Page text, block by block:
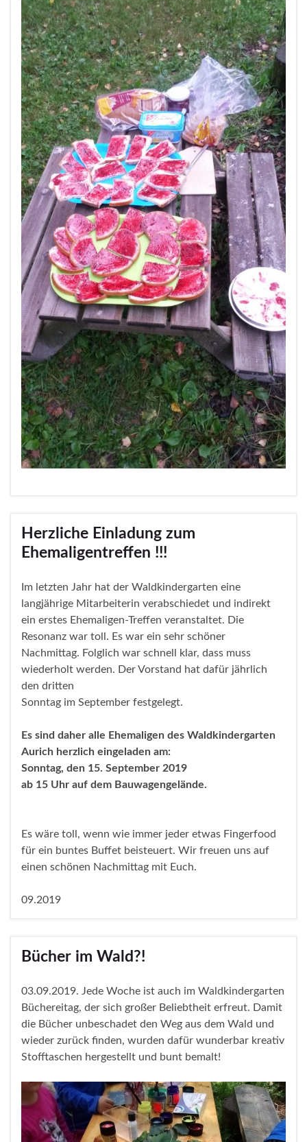
Herzliche Einladung zum
Ehemaligentreffen !!!
Im letzten Jahr hat der Waldkindergarten eine
langjährige Mitarbeiterin verabschiedet und indirekt
ein erstes Ehemaligen-Treffen veranstaltet. Die
Resonanz war toll. Es war ein sehr schöner
Nachmittag. Folglich war schnell klar, dass muss
wiederholt werden. Der Vorstand hat dafür jährlich
den dritten
Sonntag im September festgelegt.
Es sind daher alle Ehemaligen des Waldkindergarten
Aurich herzlich eingeladen am:
Sonntag, den 15. September 2019
ab 15 Uhr auf dem Bauwagengelände.
Es wäre toll, wenn wie immer jeder etwas Fingerfood
für ein buntes Buffet beisteuert. Wir freuen uns auf
einen schönen Nachmittag mit Euch.
09.2019
Bücher im Wald?!
03.09.2019. Jede Woche ist auch im Waldkindergarten
Büchereitag, der sich großer Beliebtheit erfreut. Damit
die Bücher unbeschadet den Weg aus dem Wald und
wieder zurück finden, wurden dafür wunderbar kreativ
Stofftaschen hergestellt und bunt bemalt!